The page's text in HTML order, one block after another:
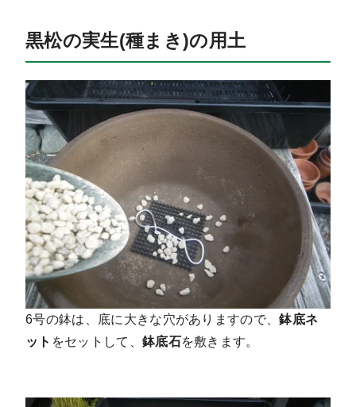
黒松の実生(種まき)の用土
6号の鉢は、底に大きな穴がありますので、鉢底ネ
ット をセットして、 鉢底石を敷きます。